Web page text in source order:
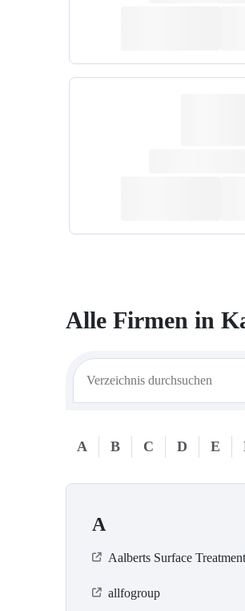
Alle Firmen in
A B C D E
A
Aalberts Surface
allfogroup